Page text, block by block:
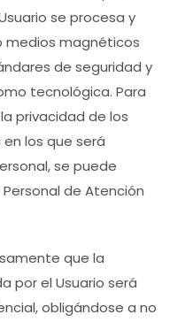
se procesa y
medios magnéticos
de seguridad y
tecnológica. Para
privacidad de los
los que será
se puede
de Atención
que la
por el Usuario será
obligándose a no